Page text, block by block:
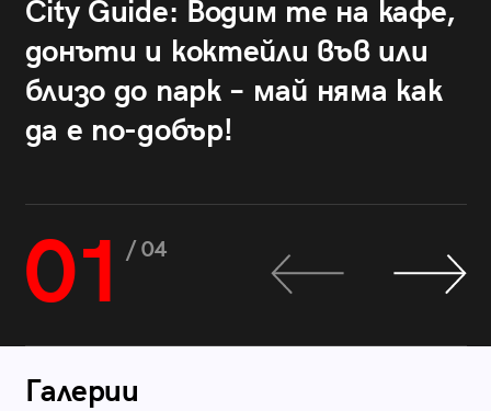
City Guide: Водим те на кафе,
донъти и коктейли във или
близо до парк – май няма как
да е по-добър!
01 / 04
Галерии